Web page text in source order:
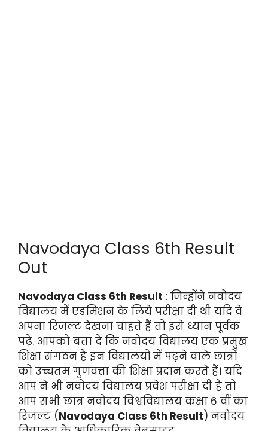
Navodaya Class 6th Result
Out
Navodaya Class 6th Result : जिन्होंने नवोदय
विद्यालय में एडमिशन के लिये परीक्षा दी थी यदि वे
अपना रिजल्ट देखना चाहते हैं तो इसे ध्यान पूर्वक
पढ़ें. आपको बता दें कि नवोदय विद्यालय एक प्रमुख
शिक्षा संगठन है इन विद्यालयों में पढ़ने वाले छात्रों
को उच्चतम गुणवत्ता की शिक्षा प्रदान करते हैं। यदि
आप ने भी नवोदय विद्यालय प्रवेश परीक्षा दी है तो
आप सभी छात्र नवोदय विश्वविद्यालय कक्षा 6 वीं का
रिजल्ट (Navodaya Class 6th Result) नवोदय